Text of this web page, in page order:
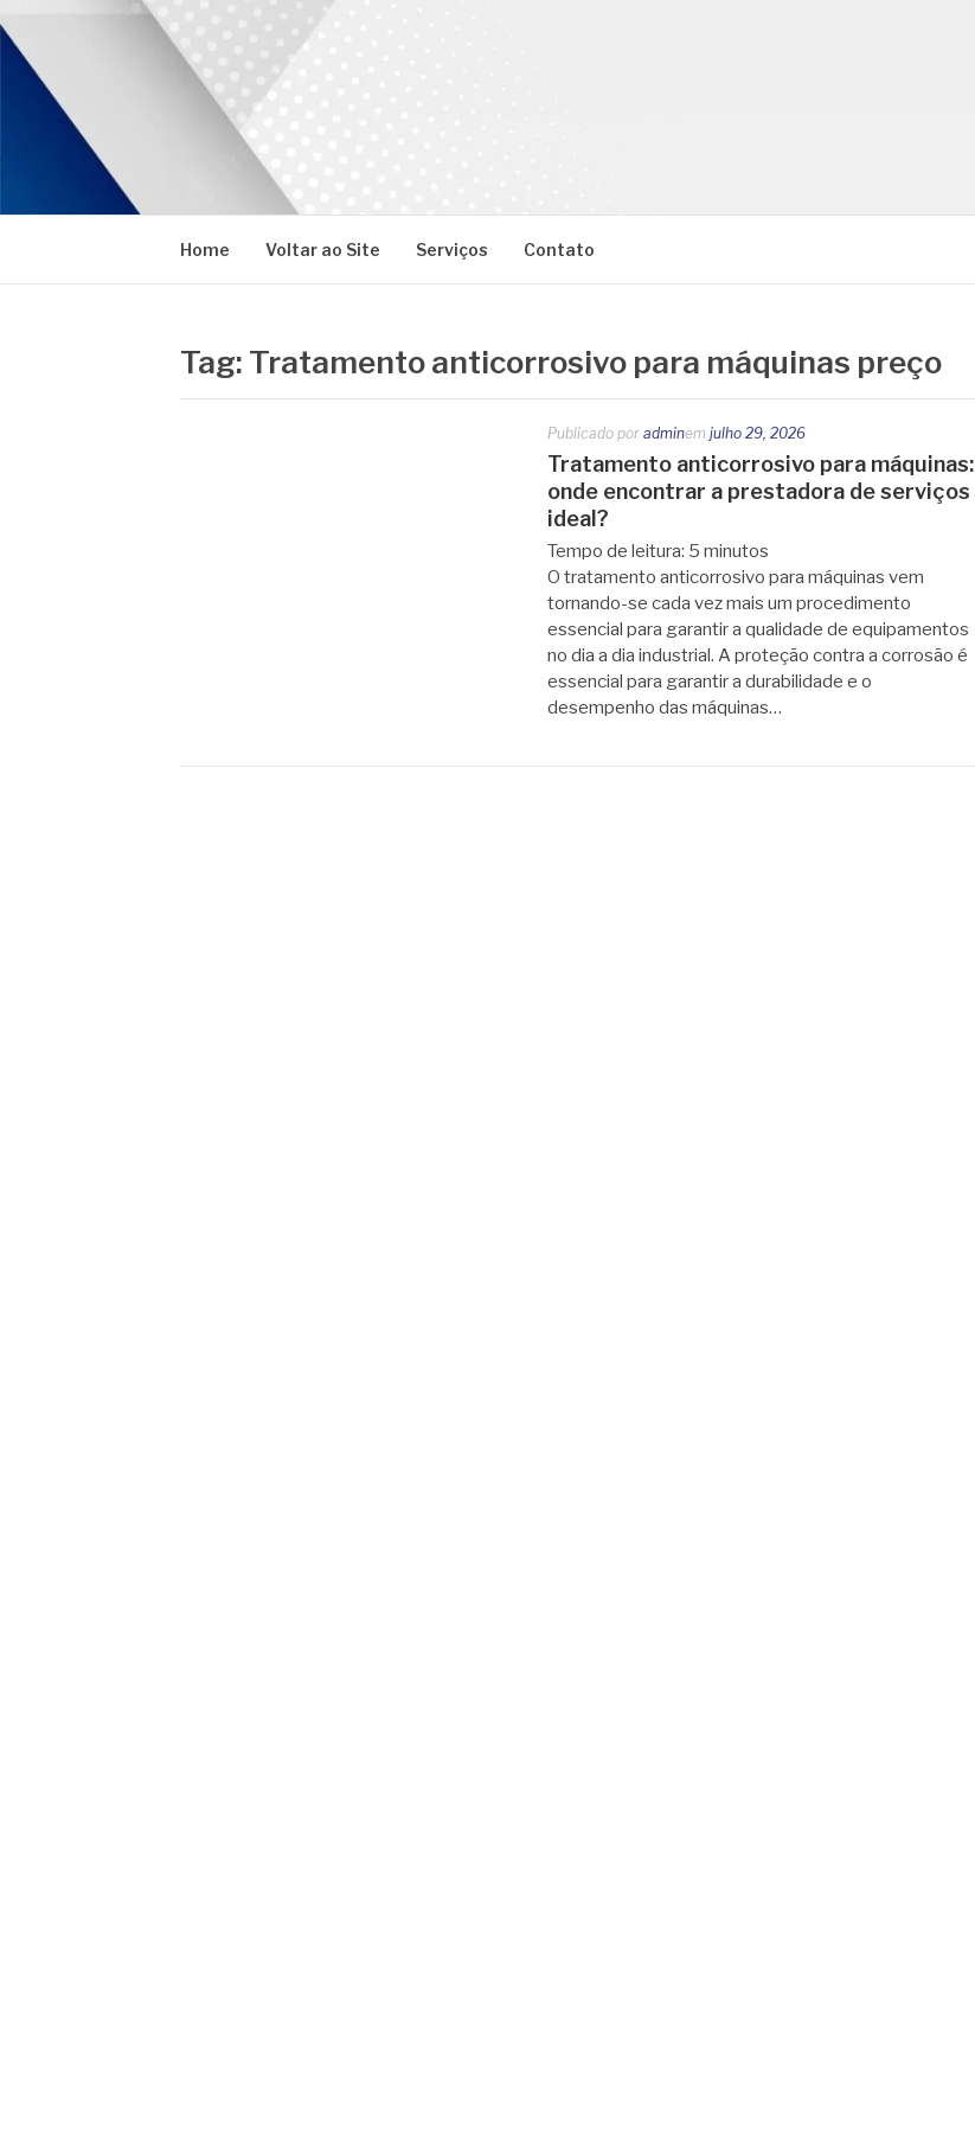
para
conteúdo
PROMAR
Home Voltar ao Site Serviços Contato
Tag: Tratamento anticorrosivo para máquinas preço
Publicado por adminem julho 29, 2026
Tratamento anticorrosivo para máquinas:
onde encontrar a prestadora de serviços
ideal?
Tempo de leitura: 5 minutos
O tratamento anticorrosivo para máquinas vem
tornando-se cada vez mais um procedimento
essencial para garantir a qualidade de equipamentos
no dia a dia industrial. A proteção contra a corrosão é
essencial para garantir a durabilidade e o
desempenho das máquinas…